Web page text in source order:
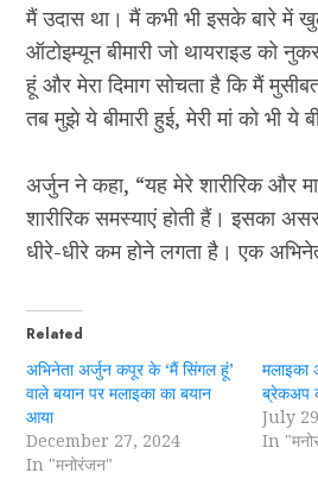
मैं उदास था। मैं कभी भी इसके बारे में
ऑटोइम्यून बीमारी जो थायराइड को
हूं और मेरा दिमाग सोचता है कि मैं
तब मुझे ये बीमारी हुई, मेरी मां को भी ये
अर्जुन ने कहा, “यह मेरे शारीरिक और
शारीरिक समस्याएं होती हैं। इसका
धीरे-धीरे कम होने लगता है। एक
Related
अभिनेता अर्जुन कपूर के ‘मैं सिंगल हूं’
वाले बयान पर मलाइका का बयान
आया
December 27, 2024
In "मनोरंजन"
मलाइका
ब्रेकअप
July
In